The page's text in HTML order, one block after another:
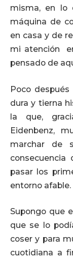
misma, en lo
máquina de
en casa y de
mi atención
pensado de
Poco
dura y tierna
la que,
Eidenbenz,
marchar de
pasar los
entorno afable.
Supongo que
que se lo
coser y para
cuotidiana a